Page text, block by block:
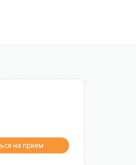
на прием